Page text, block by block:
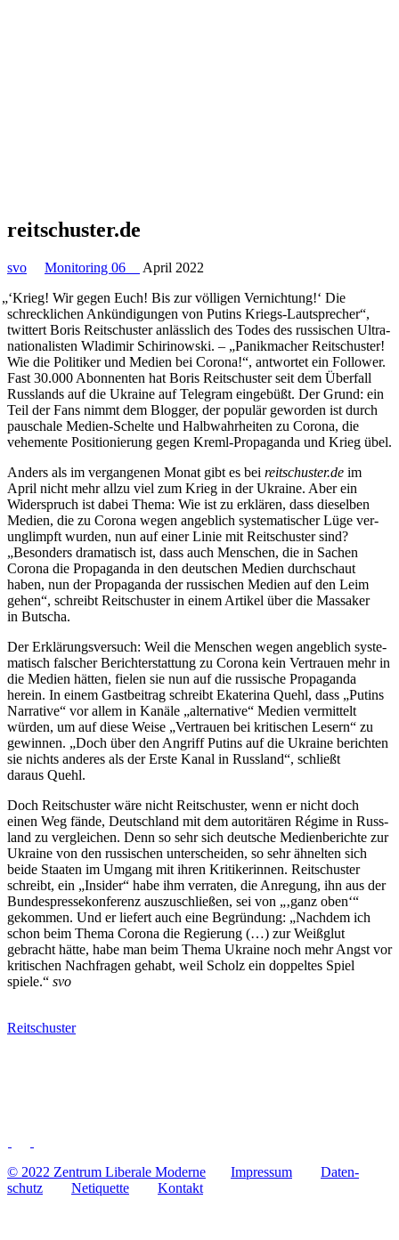
reitschuster.de
svo Monitoring 06
April 2022
„‘Krieg! Wir gegen Euch! Bis zur völ­li­gen Ver­nich­tung!‘ Die
schreck­li­chen Ankün­di­gun­gen von Putins Kriegs-Laut­spre­cher“,
twit­tert Boris Reit­schus­ter anläss­lich des Todes des rus­si­schen Ultra­
na­tio­na­lis­ten Wla­di­mir Schi­ri­no­w­ski. – „Panik­ma­cher Reit­schus­ter!
Wie die Poli­ti­ker und Medien bei Corona!“, ant­wor­tet ein Fol­lower.
Fast 30.000 Abon­nen­ten hat Boris Reit­schus­ter seit dem Über­fall
Russ­lands auf die Ukraine auf Tele­gram ein­ge­büßt. Der Grund: ein
Teil der Fans nimmt dem Blogger, der populär gewor­den ist durch
pau­schale Medien-Schelte und Halb­wahr­hei­ten zu Corona, die
vehe­mente Posi­tio­nie­rung gegen Kreml-Pro­pa­ganda und Krieg übel.
Anders als im ver­gan­ge­nen Monat gibt es bei reitschuster.de im
April nicht mehr allzu viel zum Krieg in der Ukraine. Aber ein
Wider­spruch ist dabei Thema: Wie ist zu erklä­ren, dass die­sel­ben
Medien, die zu Corona wegen angeb­lich sys­te­ma­ti­scher Lüge ver­
un­glimpft wurden, nun auf einer Linie mit Reit­schus­ter sind?
„Beson­ders dra­ma­tisch ist, dass auch Men­schen, die in Sachen
Corona die Pro­pa­ganda in den deut­schen Medien durch­schaut
haben, nun der Pro­pa­ganda der rus­si­schen Medien auf den Leim
gehen“, schreibt Reit­schus­ter in einem Artikel über die Mas­sa­ker
in Butscha.
Der Erklä­rungs­ver­such: Weil die Men­schen wegen angeb­lich sys­te­
ma­tisch fal­scher Bericht­erstat­tung zu Corona kein Ver­trauen mehr in
die Medien hätten, fielen sie nun auf die rus­si­sche Pro­pa­ganda
herein. In einem Gast­bei­trag schreibt Eka­te­rina Quehl, dass „Putins
Nar­ra­tive“ vor allem in Kanäle „alter­na­tive“ Medien ver­mit­telt
würden, um auf diese Weise „Ver­trauen bei kri­ti­schen Lesern“ zu
gewin­nen. „Doch über den Angriff Putins auf die Ukraine berich­ten
sie nichts anderes als der Erste Kanal in Russ­land“, schließt
daraus Quehl.
Doch Reit­schus­ter wäre nicht Reit­schus­ter, wenn er nicht doch
einen Weg fände, Deutsch­land mit dem auto­ri­tä­ren Régime in Russ­
land zu ver­glei­chen. Denn so sehr sich deut­sche Medi­en­be­richte zur
Ukraine von den rus­si­schen unter­schei­den, so sehr ähnel­ten sich
beide Staaten im Umgang mit ihren Kri­ti­ke­rin­nen. Reit­schus­ter
schreibt, ein „Insider“ habe ihm ver­ra­ten, die Anre­gung, ihn aus der
Bun­des­pres­se­kon­fe­renz aus­zu­schlie­ßen, sei von „‚ganz oben‘“
gekom­men. Und er liefert auch eine Begrün­dung: „Nachdem ich
schon beim Thema Corona die Regie­rung (…) zur Weiß­glut
gebracht hätte, habe man beim Thema Ukraine noch mehr Angst vor
kri­ti­schen Nach­fra­gen gehabt, weil Scholz ein dop­pel­tes Spiel
spiele.“ svo
Reitschuster
© 2022 Zentrum Libe­rale Moderne Impres­sum
Daten­
schutz
Neti­quette Kontakt